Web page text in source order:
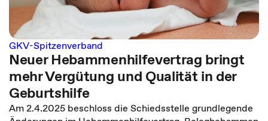
GKV-Spitzenverband
Neuer Hebammenhilfevertrag bringt
mehr Vergütung und Qualität in der
Geburtshilfe
Am 2.4.2025 beschloss die Schiedsstelle grundlegende